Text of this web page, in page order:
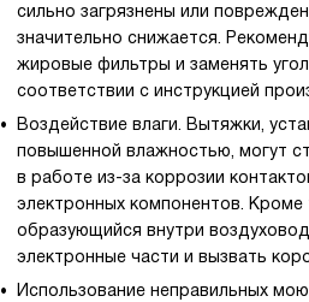
сильно загрязнены или
значительно снижается.
жировые фильтры и заменять
соответствии с инструкцией
Воздействие влаги. Вытяжки,
повышенной влажностью, могут
в работе из-за коррозии
электронных компонентов. Кроме
образующийся внутри
электронные части и вызвать
Использование неправильных